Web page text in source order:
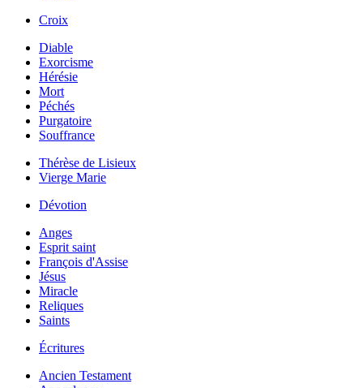
Croix
Diable
Exorcisme
Hérésie
Mort
Péchés
Purgatoire
Souffrance
Thérèse de Lisieux
Vierge Marie
Dévotion
Anges
Esprit saint
François d'Assise
Jésus
Miracle
Reliques
Saints
Écritures
Ancien Testament